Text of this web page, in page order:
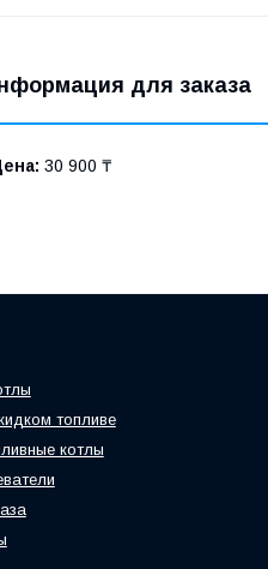
для заказа
30 900 ₸
топливе
котлы